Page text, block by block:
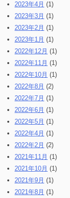
2023年4月 (1)
2023年3月 (1)
2023年2月 (1)
2023年1月 (1)
2022年12月 (1)
2022年11月 (1)
2022年10月 (1)
2022年8月 (2)
2022年7月 (1)
2022年6月 (1)
2022年5月 (1)
2022年4月 (1)
2022年2月 (2)
2021年11月 (1)
2021年10月 (1)
2021年9月 (1)
2021年8月 (1)